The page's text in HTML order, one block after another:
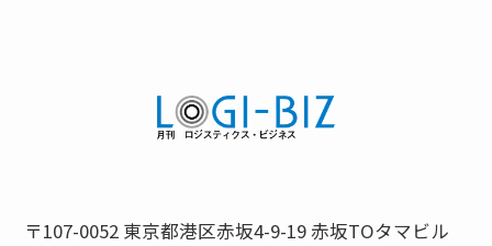
〒107-0052 東京都港区赤坂4-9-19 赤坂TOタマビル